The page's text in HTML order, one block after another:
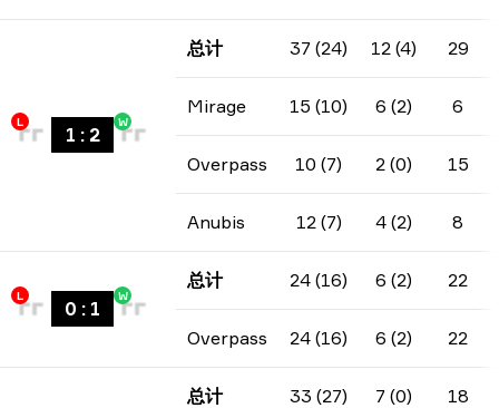
L
1 : 2
W
总计 37 (24) 12 (4) 29
Mirage 15 (10) 6 (2) 6
Overpass 10 (7) 2 (0) 15
Anubis 12 (7) 4 (2) 8
L
0 : 1
W
总计 24 (16) 6 (2) 22
Overpass 24 (16) 6 (2) 22
总计 33 (27) 7 (0) 18